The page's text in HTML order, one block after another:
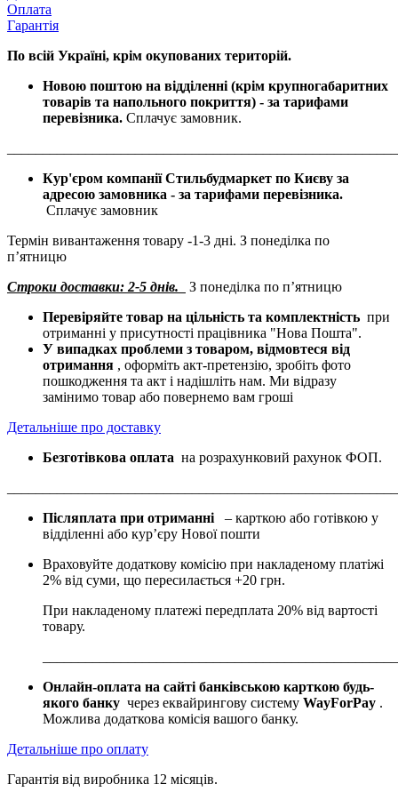
Оплата
Гарантія
По всій Україні, крім окупованих територій.
Новою поштою на відділенні (крім крупногабаритних
товарів та напольного покриття) - за тарифами
перевізника. Сплачує замовник.
Кур'єром компанії Стильбудмаркет по Києву за
адресою замовника - за тарифами перевізника.
Сплачує замовник
Термін вивантаження товару -1-3 дні. З понеділка по
пʼятницю
Строки доставки: 2-5 днів.
З понеділка по пʼятницю
Перевіряйте товар на цільність та комплектність при
отриманні у присутності працівника "Нова Пошта".
У випадках проблеми з товаром, відмовтеся від
отримання , оформіть акт-претензію, зробіть фото
пошкодження та акт і надішліть нам. Ми відразу
замінимо товар або повернемо вам гроші
Детальніше про доставку
Безготівкова оплата на розрахунковий рахунок ФОП.
Післяплата при отриманні
– карткою або готівкою у
відділенні або курʼєру Нової пошти
Враховуйте додаткову комісію при накладеному платіжі
2% від суми, що пересилається +20 грн.
При накладеному платежі передплата 20% від вартості
товару.
Онлайн-оплата на сайті банківською карткою будь-
якого банку через еквайрингову систему WayForPay .
Можлива додаткова комісія вашого банку.
Детальніше про оплату
Гарантія від виробника 12 місяців.